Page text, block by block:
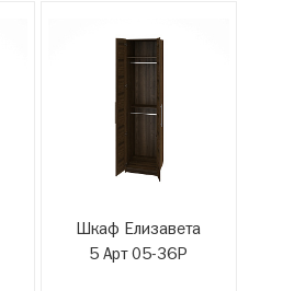
Шкаф Елизавета
5 Арт 05-36Р